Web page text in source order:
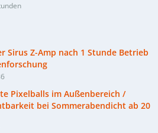
Sirus Z-Amp nach 1 Stunde Betrieb
Pixelballs im Außenbereich /
bei Sommerabendicht ab 20